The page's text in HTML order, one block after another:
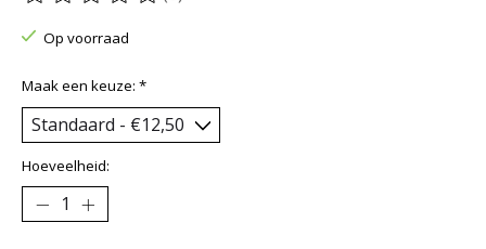
Op voorraad
Maak een keuze: *
Hoeveelheid: